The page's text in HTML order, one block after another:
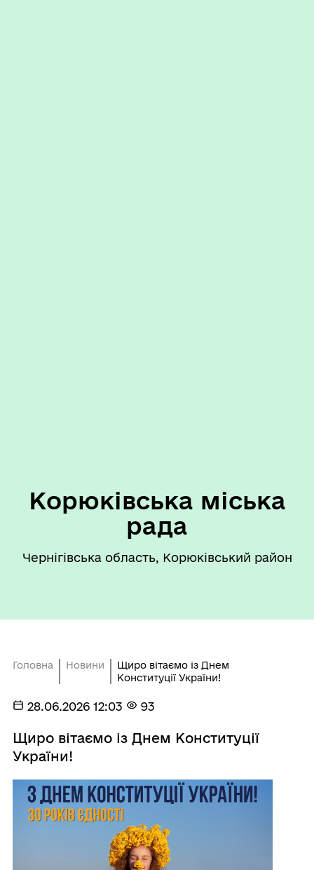
Корюківська міська
рада
Чернігівська область, Корюківський район
Головна Новини
Щиро вітаємо із Днем
Конституції України!
28.06.2026 12:03 93
Щиро вітаємо із Днем Конституції
України!